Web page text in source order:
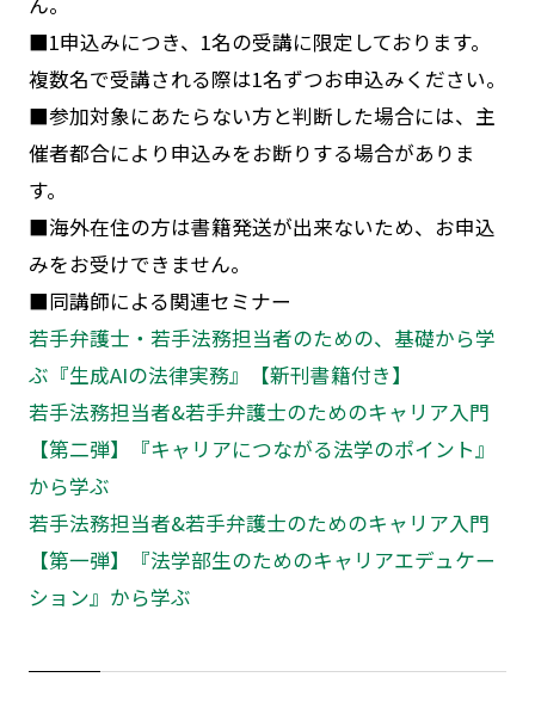
■1申込みにつき、1名の受講に限定しております。
複数名で受講される際は1名ずつお申込みください。
■参加対象にあたらない方と判断した場合には、主
催者都合により申込みをお断りする場合がありま
す。
■海外在住の方は書籍発送が出来ないため、お申込
みをお受けできません。
■同講師による関連セミナー
若手弁護士・若手法務担当者のための、基礎から学
ぶ『生成AIの法律実務』【新刊書籍付き】
若手法務担当者&若手弁護士のためのキャリア入門
【第二弾】『キャリアにつながる法学のポイント』
から学ぶ
若手法務担当者&若手弁護士のためのキャリア入門
【第一弾】『法学部生のためのキャリアエデュケー
ション』から学ぶ